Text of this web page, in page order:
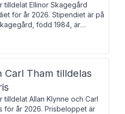
tilldelat Ellinor Skagegård
för år 2026. Stipendiet är på
född 1984, är
Hon skriver
Dagbladet, Ups
Carl Tham tilldelas
tilldelat Allan Klynne och Carl
för år 2026. Prisbeloppet är